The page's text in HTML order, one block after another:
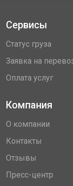
Сервисы
Статус груза
Заявка на
Оплата услуг
Компания
О компании
Контакты
Отзывы
Пресс-центр